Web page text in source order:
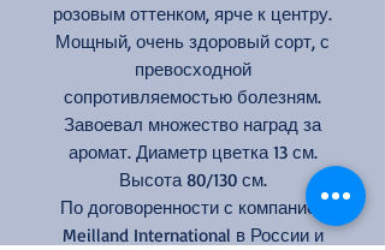
розовым оттенком, ярче к центру.
Мощный, очень здоровый сорт, с
превосходной
сопротивляемостью болезням.
Завоевал множество наград за
аромат. Диаметр цветка 13 см.
Высота 80/130 см.
По договоренности с компанией
Meilland International в России и